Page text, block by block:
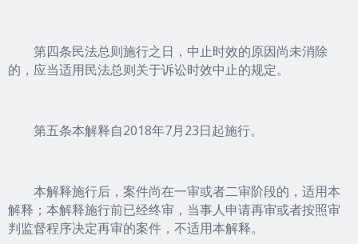
第四条民法总则施行之日，中止时效的原因尚未消除
的，应当适用民法总则关于诉讼时效中止的规定。
第五条本解释自2018年7月23日起施行。
本解释施行后，案件尚在一审或者二审阶段的，适用本
解释；本解释施行前已经终审，当事人申请再审或者按照审
判监督程序决定再审的案件，不适用本解释。